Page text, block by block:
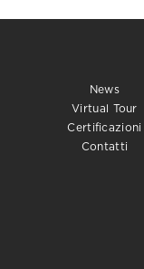
News
Virtual Tour
Certificazioni
Contatti